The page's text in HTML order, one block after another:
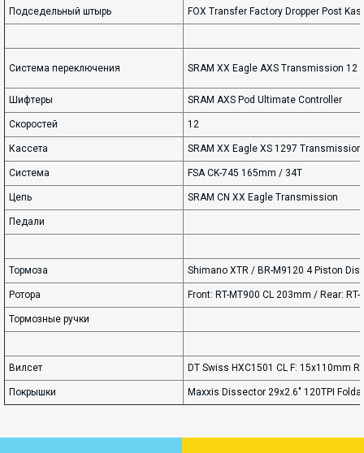
Подседельный штырь FOX Transfer Factory Dropper Post
Система переключения SRAM XX Eagle AXS Transmission
Шифтеры SRAM AXS Pod Ultimate Controller
Скоростей 12
Кассета SRAM XX Eagle XS 1297
Система FSA CK-745 165mm / 34T
Цепь SRAM CN XX Eagle Transmission
Педали
Тормоза Shimano XTR / BR-M9120 4 Piston
Ротора Front: RT-MT900 CL 203mm / Rear:
Тормозные ручки
Вилсет DT Swiss HXC1501 CL F: 15x110mm
Покрышки Maxxis Dissector 29x2.6" 120TPI